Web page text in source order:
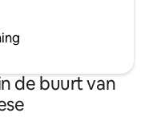
de buurt van